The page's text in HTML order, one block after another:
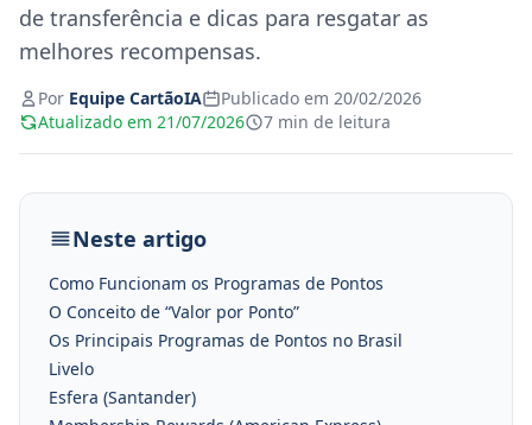
de transferência e dicas para resgatar as
melhores recompensas.
Por Equipe CartãoIA
Publicado em 20/02/2026
Atualizado em 21/07/2026
7 min de leitura
Neste artigo
Como Funcionam os Programas de Pontos
O Conceito de “Valor por Ponto”
Os Principais Programas de Pontos no Brasil
Livelo
Esfera (Santander)